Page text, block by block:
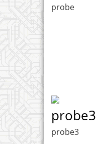
probe
probe3
probe3